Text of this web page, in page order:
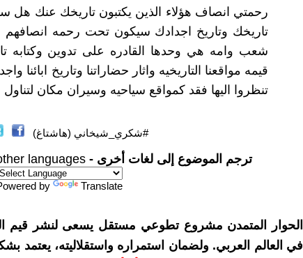
رحمتي انصاف هؤلاء الذين يكتبون تاريخك عنك هل
تاريخك وتاريخ اجدادك سيكون تحت رحمه انصافهم
شعب وامه هي وحدها القادره على تدوين وكتابه
قيمه مواقعنا التاريخيه واثار حضاراتنا وتاريخ ابائنا
تنظروا اليها فقد كمواقع سياحيه وسيران مكان
#شكري_شيخاني (هاشتاغ)
ترجم الموضوع إلى لغات أخرى - languages
by Translate
الحوار المتمدن مشروع تطوعي مستقل يسعى لنشر قيم
في العالم العربي. ولضمان استمراره واستقلاليته،